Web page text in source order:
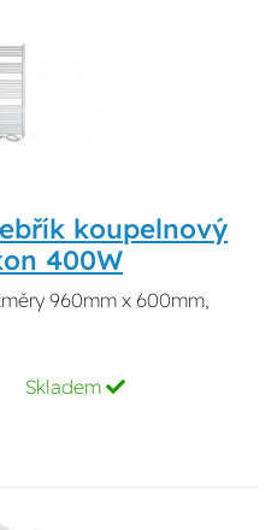
koupelnový
400W
960mm x 600mm,
Skladem